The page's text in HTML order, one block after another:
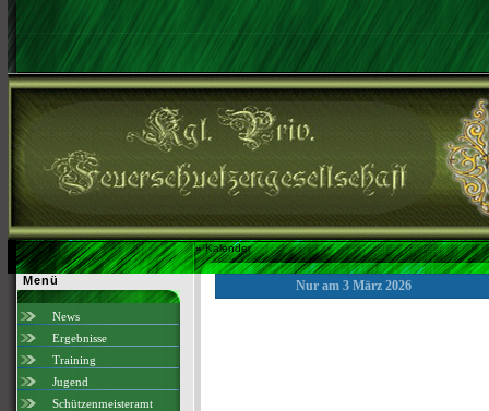
»Kalender
Menü
News
Ergebnisse
Training
Jugend
Schützenmeisteramt
Nur am 3 März 2026